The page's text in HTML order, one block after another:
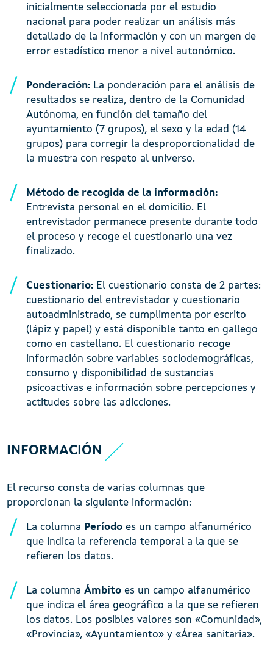
inicialmente seleccionada por el estudio
nacional para poder realizar un análisis más
detallado de la información y con un margen de
error estadístico menor a nivel autonómico.
Ponderación: La ponderación para el análisis de
resultados se realiza, dentro de la Comunidad
Autónoma, en función del tamaño del
ayuntamiento (7 grupos), el sexo y la edad (14
grupos) para corregir la desproporcionalidad de
la muestra con respeto al universo.
Método de recogida de la información:
Entrevista personal en el domicilio. El
entrevistador permanece presente durante todo
el proceso y recoge el cuestionario una vez
finalizado.
Cuestionario: El cuestionario consta de 2 partes:
cuestionario del entrevistador y cuestionario
autoadministrado, se cumplimenta por escrito
(lápiz y papel) y está disponible tanto en gallego
como en castellano. El cuestionario recoge
información sobre variables sociodemográficas,
consumo y disponibilidad de sustancias
psicoactivas e información sobre percepciones y
actitudes sobre las adicciones.
INFORMACIÓN
El recurso consta de varias columnas que
proporcionan la siguiente información:
La columna Período es un campo alfanumérico
que indica la referencia temporal a la que se
refieren los datos.
La columnaÁmbito es un campo alfanumérico
que indica el área geográfico a la que se refieren
los datos. Los posibles valores son «Comunidad»,
«Provincia», «Ayuntamiento» y «Área sanitaria».